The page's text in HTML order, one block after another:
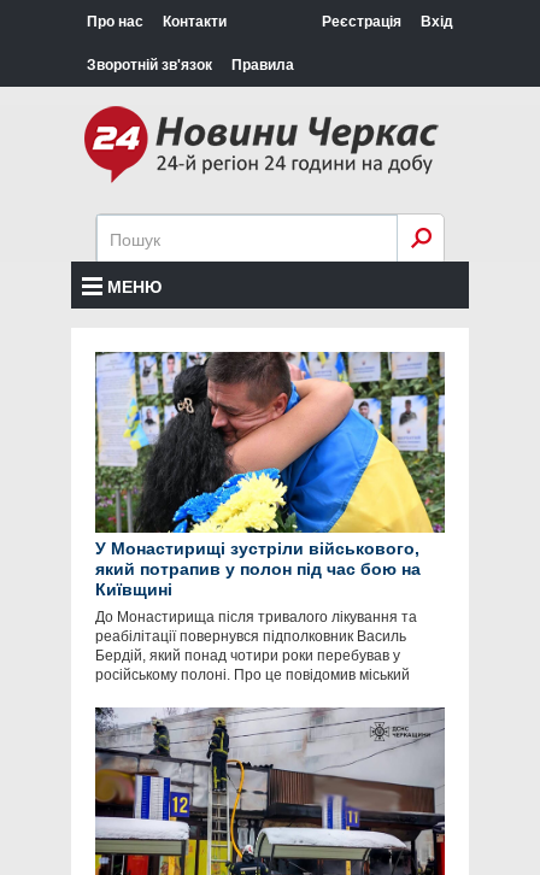
Про нас Контакти
Зворотній зв'язок Правила
Реєстрація Вхід
МЕНЮ
У Монастирищі зустріли військового,
який потрапив у полон під час бою на
Київщині
До Монастирища після тривалого лікування та
реабілітації повернувся підполковник Василь
Бердій, який понад чотири роки перебував у
російському полоні. Про це повідомив міський